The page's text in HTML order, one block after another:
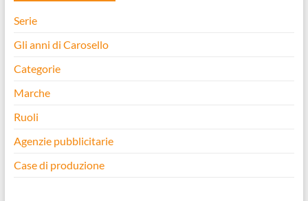
Serie
Gli anni di Carosello
Categorie
Marche
Ruoli
Agenzie pubblicitarie
Case di produzione